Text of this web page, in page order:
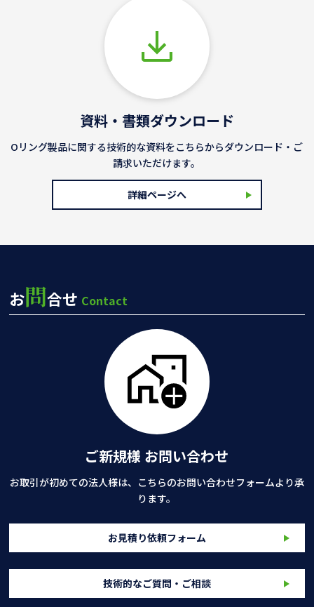
資料・書類ダウンロード
Oリング製品に関する技術的な資料をこちらからダウンロード・ご
請求いただけます。
詳細ページへ
お問合せ Contact
ご新規様 お問い合わせ
お取引が初めての法人様は、こちらのお問い合わせフォームより承
ります。
お見積り依頼フォーム
技術的なご質問・ご相談